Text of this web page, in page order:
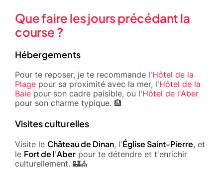
Que faire les jours précédant la
course ?
Hébergements
Pour te reposer, je te recommande l'Hôtel de la
Plage pour sa proximité avec la mer, l'Hôtel de la
Baie pour son cadre paisible, ou l'Hôtel de l'Aber
pour son charme typique. 🏨
Visites culturelles
Visite le Château de Dinan, l'Église Saint-Pierre, et
le Fort de l'Aber pour te détendre et t'enrichir
culturellement. 🏰⛪️